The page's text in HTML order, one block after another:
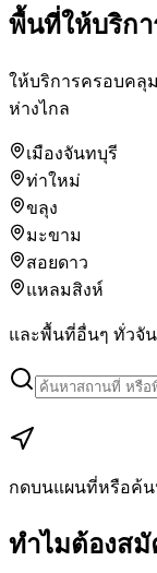
พื้นที่ให้บริกา
ให้บริการครอบคลุ
ห่างไกล
เมืองจันทบุรี
ท่าใหม่
ขลุง
มะขาม
สอยดาว
แหลมสิงห์
และพื้นที่อื่นๆ ทั่วจั
+
กดบนแผนที่หรือค้
ทำไมต้องสมั